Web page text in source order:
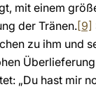
mit einem
der Tränen.[9]
zu ihm und
„Du hast mir